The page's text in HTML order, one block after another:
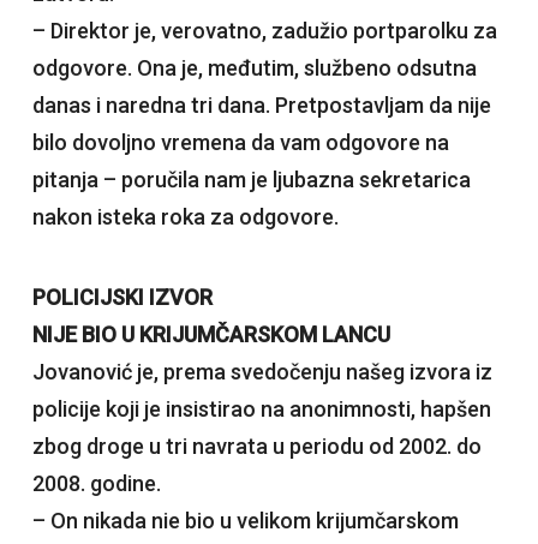
– Direktor je, verovatno, zadužio portparolku za
odgovore. Ona je, međutim, službeno odsutna
danas i naredna tri dana. Pretpostavljam da nije
bilo dovoljno vremena da vam odgovore na
pitanja – poručila nam je ljubazna sekretarica
nakon isteka roka za odgovore.
POLICIJSKI IZVOR
NIJE BIO U KRIJUMČARSKOM LANCU
Jovanović je, prema svedočenju našeg izvora iz
policije koji je insistirao na anonimnosti, hapšen
zbog droge u tri navrata u periodu od 2002. do
2008. godine.
– On nikada nie bio u velikom krijumčarskom